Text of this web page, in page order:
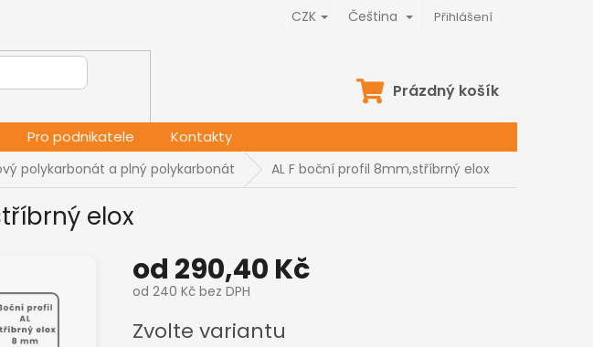
CZK Čeština Přihlášení
NÁKUPNÍ
Prázdný košík
Pro podnikatele Kontakty
polykarbonát a plný polykarbonát AL F boční profil 8mm,stříbrný elox
elox
od 290,40 Kč
od 240 Kčbez DPH
cena:
Zvolte variantu